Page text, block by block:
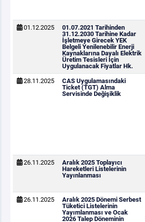
01.12.2025
01.07.2021 Tarihinden
31.12.2030 Tarihine Kadar
İşletmeye Girecek YEK
Belgeli Yenilenebilir Enerji
Kaynaklarına Dayalı Elektrik
Üretim Tesisleri İçin
Uygulanacak Fiyatlar Hk.
28.11.2025
CAS Uygulamasındaki
Ticket (TGT) Alma
Servisinde Değişiklik
26.11.2025
Aralık 2025 Toplayıcı
Hareketleri Listelerinin
Yayınlanması
26.11.2025
Aralık 2025 Dönemi Serbest
Tüketici Listelerinin
Yayımlanması ve Ocak
2026 Talep Döneminin